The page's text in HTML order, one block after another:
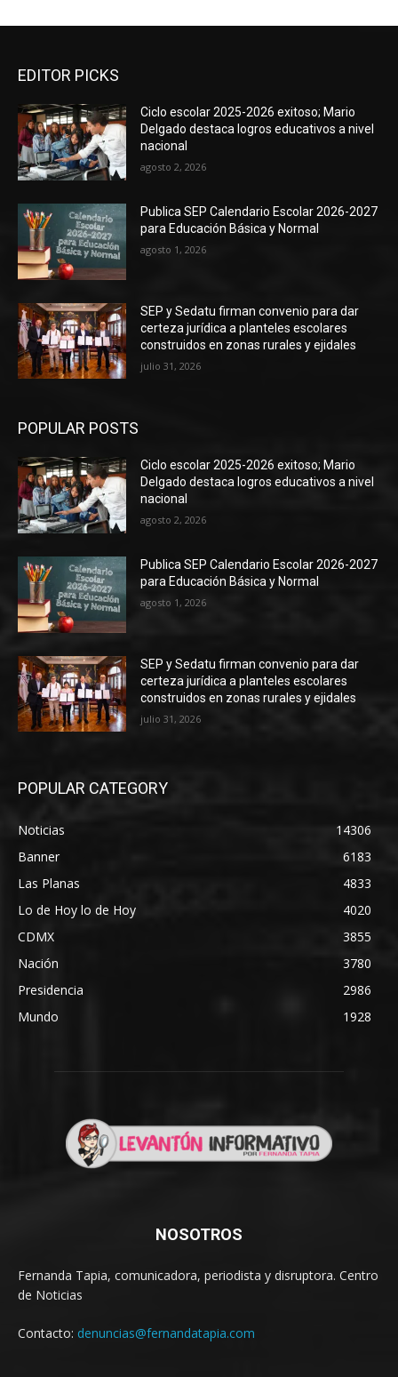
EDITOR PICKS
Ciclo escolar 2025-2026 exitoso; Mario
Delgado destaca logros educativos a nivel
nacional
agosto 2, 2026
Publica SEP Calendario Escolar 2026-2027
para Educación Básica y Normal
agosto 1, 2026
SEP y Sedatu firman convenio para dar
certeza jurídica a planteles escolares
construidos en zonas rurales y ejidales
julio 31, 2026
POPULAR POSTS
Ciclo escolar 2025-2026 exitoso; Mario
Delgado destaca logros educativos a nivel
nacional
agosto 2, 2026
Publica SEP Calendario Escolar 2026-2027
para Educación Básica y Normal
agosto 1, 2026
SEP y Sedatu firman convenio para dar
certeza jurídica a planteles escolares
construidos en zonas rurales y ejidales
julio 31, 2026
POPULAR CATEGORY
Noticias
14306
Banner
6183
Las Planas
4833
Lo de Hoy lo de Hoy
4020
CDMX
3855
Nación
3780
Presidencia
2986
Mundo
1928
NOSOTROS
Fernanda Tapia, comunicadora, periodista y disruptora. Centro
de Noticias
Contacto: denuncias@fernandatapia.com